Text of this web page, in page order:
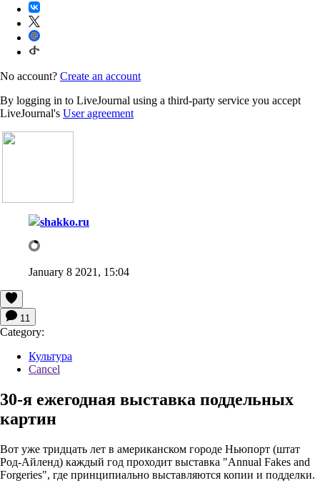
No account? Create an account
By logging in to LiveJournal using a third-party service you accept
LiveJournal's User agreement
shakko.ru
January 8 2021, 15:04
11
Category:
Культура
Cancel
30-я ежегодная выставка поддельных
картин
Вот уже тридцать лет в американском городе Ньюпорт (штат
Род-Айленд) каждый год проходит выставка "Annual Fakes and
Forgeries", где принципиально выставляются копии и подделки.